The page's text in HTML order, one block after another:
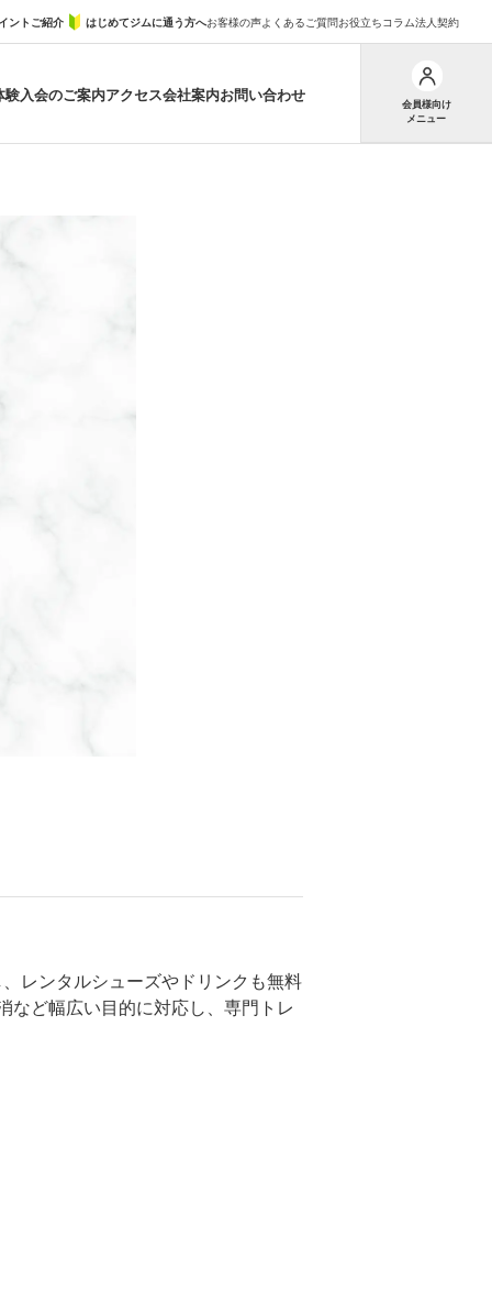
ントご紹介 はじめてジムに通う方へお客様の声よくあるご質問お役立ちコラム法人契約
験入会のご案内アクセス会社案内お問い合わせ
会員様向け
メニュー
レンタルシューズやドリンクも無料
など幅広い目的に対応し、専門トレ